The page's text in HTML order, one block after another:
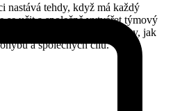
nastává tehdy, když má každý
se učit a společně vytvářet týmový
aktivní a hledá nové způsoby, jak
a společných cílů.